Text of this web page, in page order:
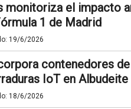
monitoriza el impacto
1 de Madrid
19/6/2026
contenedores
IoT en Albudeite
18/6/2026